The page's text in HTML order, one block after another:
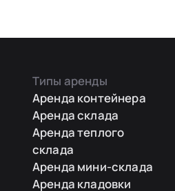
Типы аренды
Аренда контейнера
Аренда склада
Аренда теплого
склада
Аренда мини-склада
Аренда кладовки